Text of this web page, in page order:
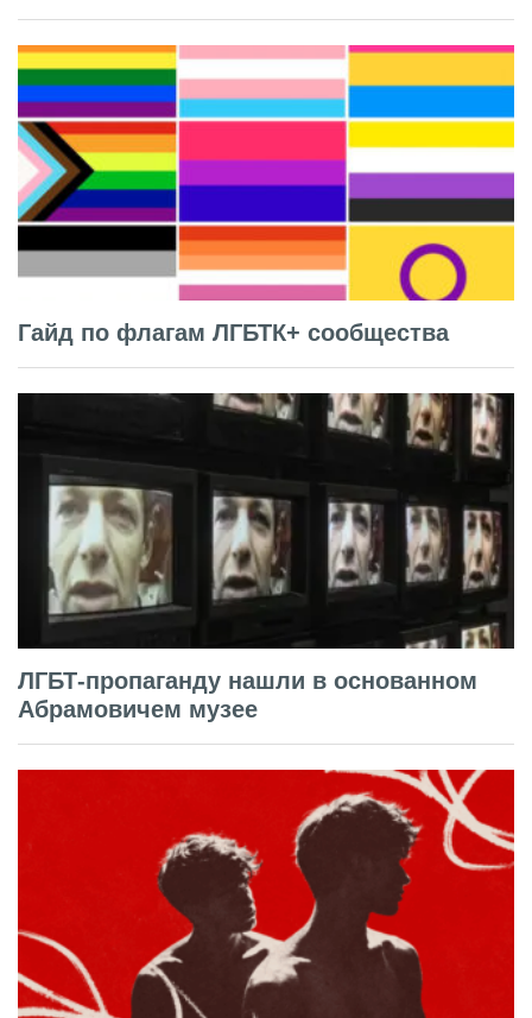
Гайд по флагам ЛГБТК+ сообщества
ЛГБТ-пропаганду нашли в основанном
Абрамовичем музее